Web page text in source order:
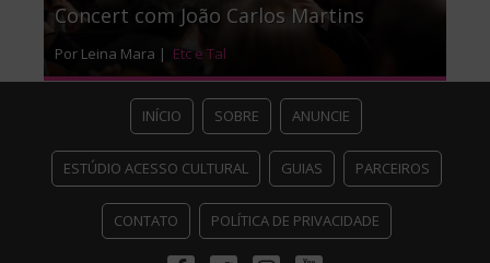
Concert com João Carlos Martins
Por Leina Mara | Etc e Tal
INÍCIO SOBRE ANUNCIE
ESTÚDIO ACESSO CULTURAL GUIAS PARCEIROS
CONTATO POLÍTICA DE PRIVACIDADE